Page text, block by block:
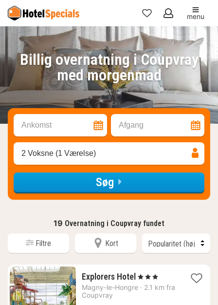
Mine
favoritter
menu
Billig overnatning i Coupvray
med morgenmad
Ankomst Afgang
2 Voksne (1 Værelse)
Søg
19 Overnatning i Coupvray fundet
Filtre Kort
Explorers Hotel 1
nat
, 3 Stjerner
Magny-le-Hongre · 2.1 km fra
Coupvray